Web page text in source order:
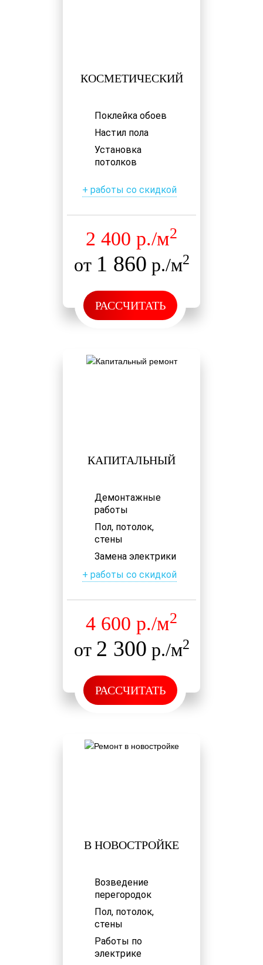
КОСМЕТИЧЕСКИЙ
Поклейка обоев
Настил пола
Установка
потолков
+ работы со скидкой
2 400 р./м2
от 1 860 р./м2
РАССЧИТАТЬ
КАПИТАЛЬНЫЙ
Демонтажные
работы
Пол, потолок,
стены
Замена электрики
+ работы со скидкой
4 600 р./м2
от 2 300 р./м2
РАССЧИТАТЬ
В НОВОСТРОЙКЕ
Возведение
перегородок
Пол, потолок,
стены
Работы по
электрике